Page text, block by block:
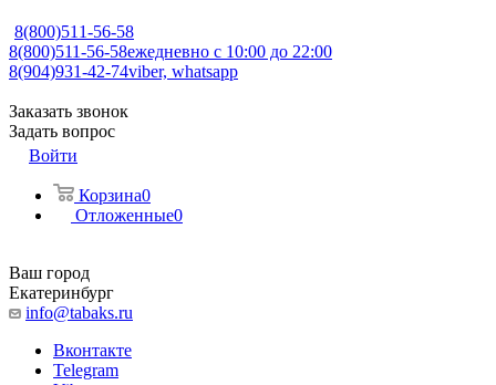
8(800)511-56-58
8(800)511-56-58ежедневно с 10:00 до 22:00
8(904)931-42-74viber, whatsapp
Заказать звонок
Задать вопрос
Войти
Корзина0
Отложенные0
Ваш город
Екатеринбург
info@tabaks.ru
Вконтакте
Telegram